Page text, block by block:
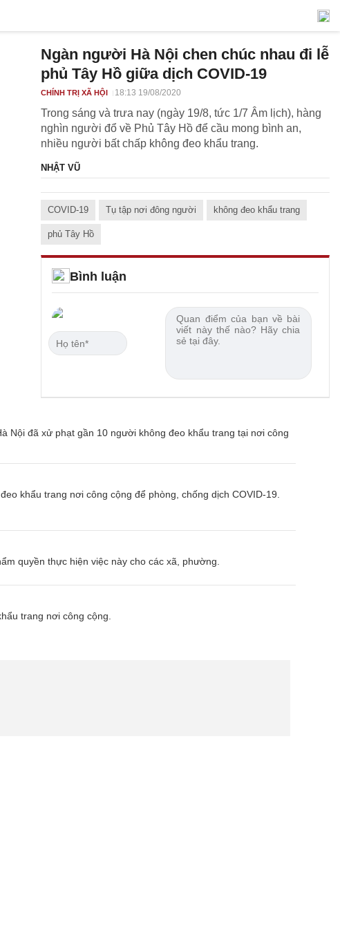
Ngàn người Hà Nội chen chúc nhau đi lễ
phủ Tây Hồ giữa dịch COVID-19
CHÍNH TRỊ XÃ HỘI 18:13 19/08/2020
Trong sáng và trưa nay (ngày 19/8, tức 1/7 Âm lịch), hàng
nghìn người đổ về Phủ Tây Hồ để cầu mong bình an,
nhiều người bất chấp không đeo khẩu trang.
NHẬT VŨ
COVID-19 Tụ tập nơi đông người không đeo khẩu trang
phủ Tây Hồ
Bình luận
Nội đã xử phạt gần 10 người không đeo khẩu trang tại nơi công
khẩu trang nơi công cộng để phòng, chống dịch COVID-19.
quyền thực hiện việc này cho các xã, phường.
trang nơi công cộng.